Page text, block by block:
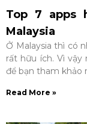
Top 7 apps
Malaysia
Ở Malaysia thì có
rất hữu ích. Vì vậy
để bạn tham khảo
Read More »